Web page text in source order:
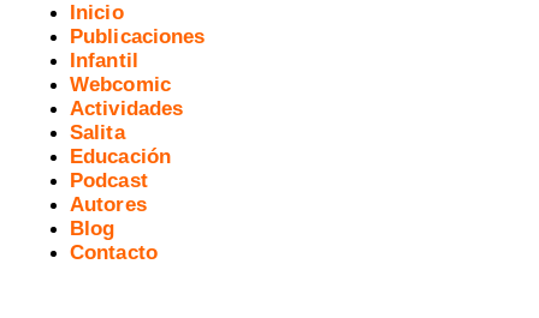
Inicio
Publicaciones
Infantil
Webcomic
Actividades
Salita
Educación
Podcast
Autores
Blog
Contacto